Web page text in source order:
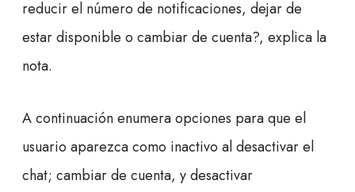
reducir el número de notificaciones, dejar de
estar disponible o cambiar de cuenta?, explica la
nota.
A continuación enumera opciones para que el
usuario aparezca como inactivo al desactivar el
chat; cambiar de cuenta, y desactivar